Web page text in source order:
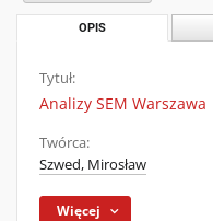
OPIS
Tytuł:
Analizy SEM Warszawa
Twórca:
Szwed, Mirosław
Więcej